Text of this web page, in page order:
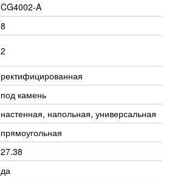
CG4002-A
8
2
ректифицированная
под камень
настенная, напольная, универсальная
прямоугольная
27.38
да